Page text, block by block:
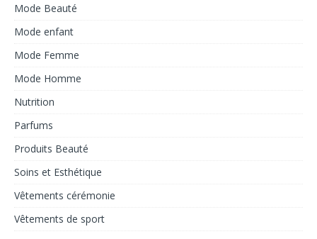
Mode Beauté
Mode enfant
Mode Femme
Mode Homme
Nutrition
Parfums
Produits Beauté
Soins et Esthétique
Vêtements cérémonie
Vêtements de sport